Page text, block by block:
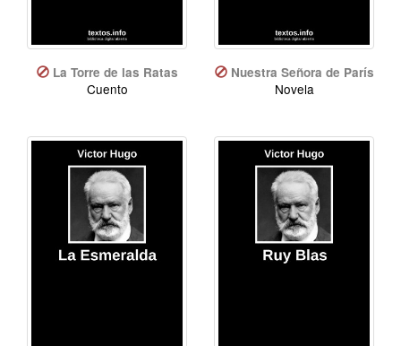
La Torre de las Ratas
Cuento
Nuestra Señora de París
Novela